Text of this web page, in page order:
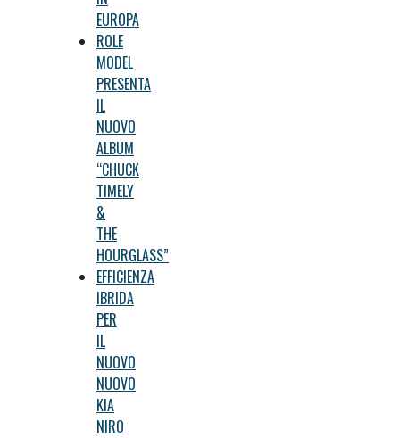
EUROPA
ROLE
MODEL
PRESENTA
IL
NUOVO
ALBUM
“CHUCK
TIMELY
&
THE
HOURGLASS”
EFFICIENZA
IBRIDA
PER
IL
NUOVO
NUOVO
KIA
NIRO